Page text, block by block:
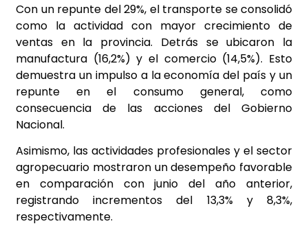
Con un repunte del 29%, el transporte se consolidó
como la actividad con mayor crecimiento de
ventas en la provincia. Detrás se ubicaron la
manufactura (16,2%) y el comercio (14,5%). Esto
demuestra un impulso a la economía del país y un
repunte en el consumo general, como
consecuencia de las acciones del Gobierno
Nacional.
Asimismo, las actividades profesionales y el sector
agropecuario mostraron un desempeño favorable
en comparación con junio del año anterior,
registrando incrementos del 13,3% y 8,3%,
respectivamente.